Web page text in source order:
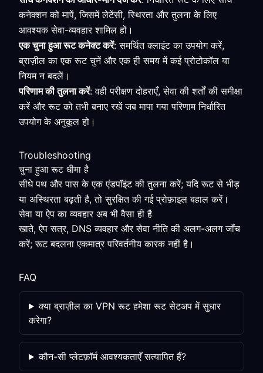
कनेक्शन को मापें, जिसमें लेटेंसी, स्थिरता और तुलना के लिए
आवश्यक सेवा-व्यवहार शामिल हों।
एक चुना हुआ रूट कनेक्ट करें: समर्थित क्लाइंट का उपयोग करें,
ब्राज़ील का एक रूट चुनें और एक ही समय में कई प्रोटोकॉल या
नियम न बदलें।
परिणाम की तुलना करें: वही परीक्षण दोहराएँ, सेवा की शर्तों की समीक्षा
करें और रूट को तभी बनाए रखें जब मापा गया परिणाम निर्धारित
उपयोग के अनुकूल हो।
Troubleshooting
चुना हुआ रूट धीमा है
सीधे पथ और पास के एक एंडपॉइंट की तुलना करें; यदि रूट से भीड़
या अस्थिरता बढ़ती है, तो सुरक्षित की गई प्रोफ़ाइल बहाल करें।
सेवा या ऐप का व्यवहार अब भी वैसा ही है
खाते, ऐप सत्र, DNS व्यवहार और सेवा नीति की अलग-अलग जाँच
करें; रूट बदलना एकमात्र परिवर्तनीय कारक नहीं है।
FAQ
क्या ब्राज़ील का VPN रूट हमेशा रूट सेटअप में सुधार
करेगा?
कौन-सी प्लेटफ़ॉर्म आवश्यकताएँ सत्यापित हैं?